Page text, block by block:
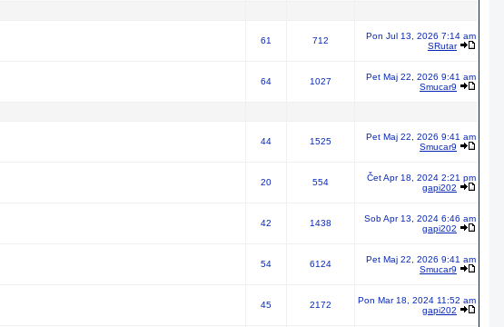
61 712
Pon Jul 13, 2026 7:14 am
SRutar
64 1027
Pet Maj 22, 2026 9:41 am
Smucar9
44 1525
Pet Maj 22, 2026 9:41 am
Smucar9
20 554
Čet Apr 18, 2024 2:21 pm
gapi202
42 1438
Sob Apr 13, 2024 6:46 am
gapi202
54 6124
Pet Maj 22, 2026 9:41 am
Smucar9
45 2172
Pon Mar 18, 2024 11:52 am
gapi202